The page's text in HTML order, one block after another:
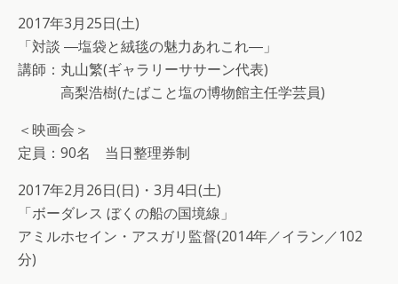
2017年3月25日(土)
「対談 ―塩袋と絨毯の魅力あれこれ―」
講師：丸山繁(ギャラリーササーン代表)
高梨浩樹(たばこと塩の博物館主任学芸員)
＜映画会＞
定員：90名 当日整理券制
2017年2月26日(日)・3月4日(土)
「ボーダレス ぼくの船の国境線」
アミルホセイン・アスガリ監督(2014年／イラン／102
分)